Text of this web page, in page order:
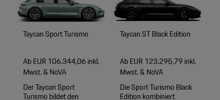
Taycan Sport Turismo
Ab EUR 106.344,06 inkl.
Mwst. & NoVA
Der Taycan Sport
Turismo bildet den
Taycan ST Black Edition
Ab EUR 123.295,79 inkl.
Mwst. & NoVA
Die Sport Turismo Black
Edition kombiniert